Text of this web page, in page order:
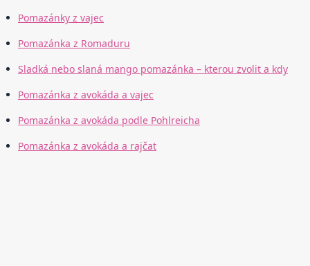
Pomazánky z vajec
Pomazánka z Romaduru
Sladká nebo slaná mango pomazánka – kterou zvolit a kdy
Pomazánka z avokáda a vajec
Pomazánka z avokáda podle Pohlreicha
Pomazánka z avokáda a rajčat